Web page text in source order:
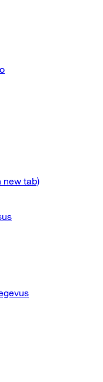
new tab)